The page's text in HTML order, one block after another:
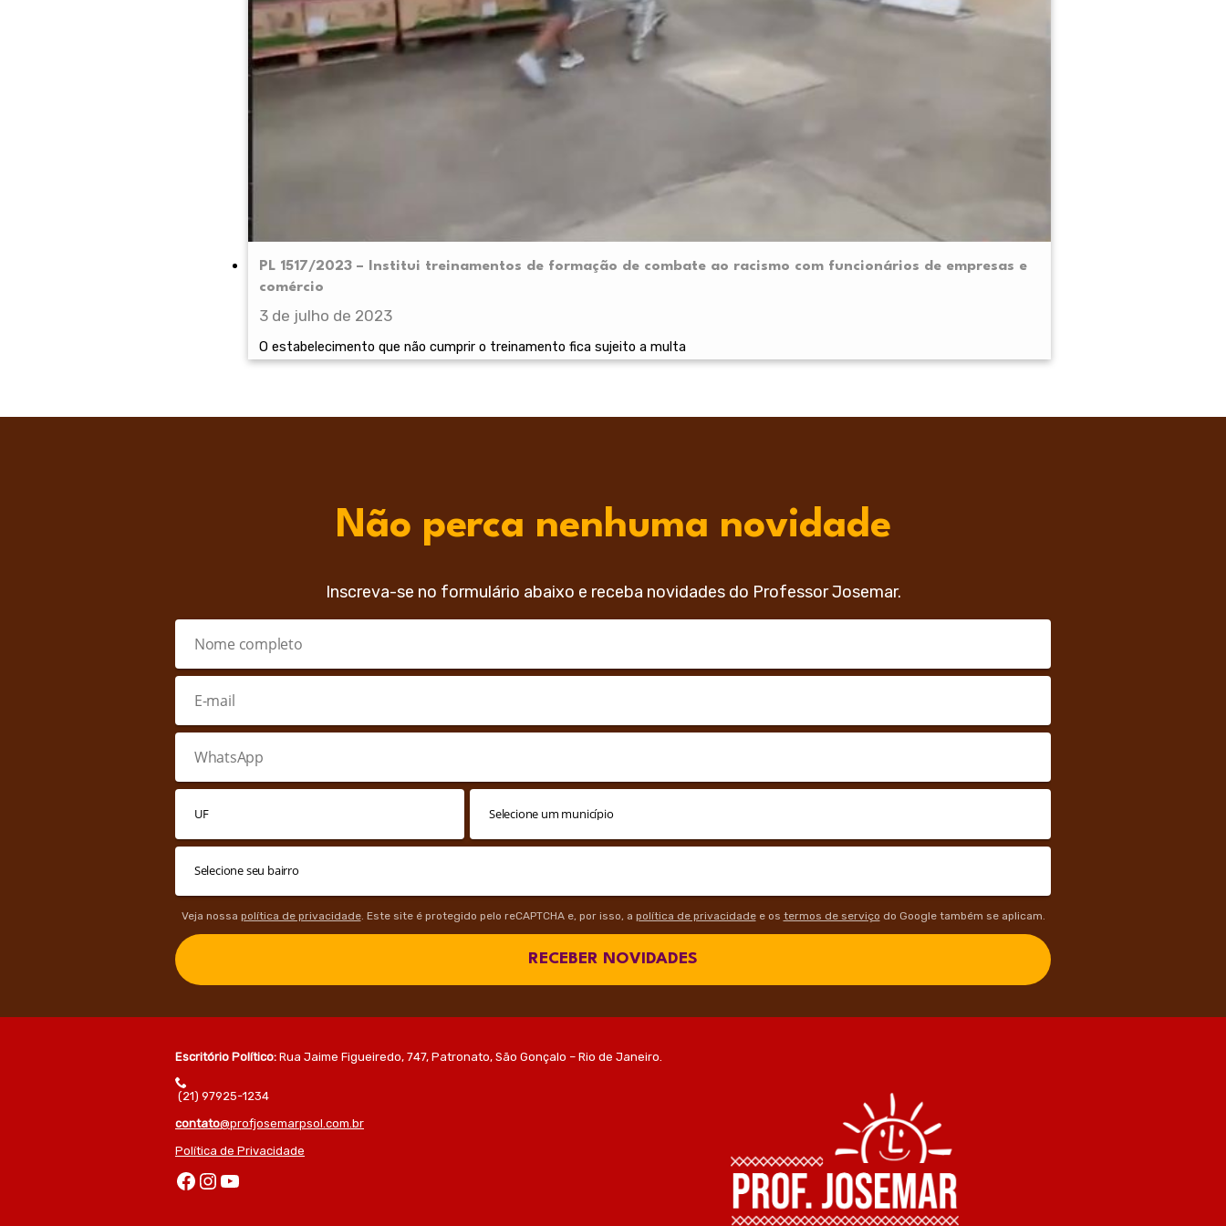
PL 1517/2023 – Institui treinamentos de formação de combate ao racismo com funcionários de empresas e
comércio
3 de julho de 2023
O estabelecimento que não cumprir o treinamento fica sujeito a multa
Não perca nenhuma novidade
Inscreva-se no formulário abaixo e receba novidades do Professor Josemar.
Veja nossa política de privacidade. Este site é protegido pelo reCAPTCHA e, por isso, a política de privacidadee os termos de serviço do Google também se aplicam.
RECEBER NOVIDADES
Escritório Político: Rua Jaime Figueiredo, 747, Patronato, São Gonçalo – Rio de Janeiro.
(21) 97925-1234
contato@profjosemarpsol.com.br
Política de Privacidade
Facebook Instagram Youtube